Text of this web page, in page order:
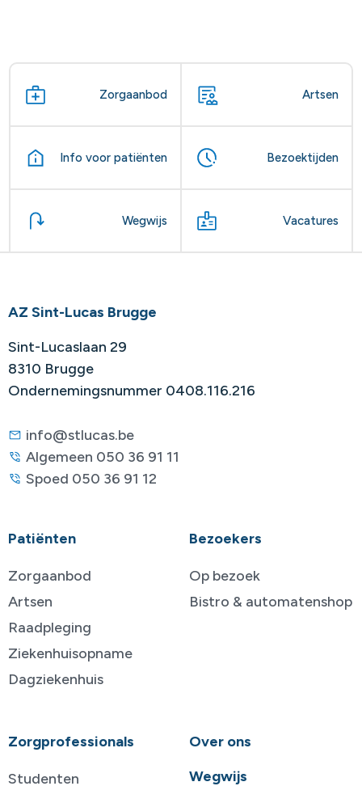
Zorgaanbod Artsen
Info voor patiënten Bezoektijden
Wegwijs Vacatures
AZ Sint-Lucas Brugge
Sint-Lucaslaan 29
8310 Brugge
Ondernemingsnummer 0408.116.216
info@stlucas.be
Algemeen 050 36 91 11
Spoed 050 36 91 12
Patiënten
Zorgaanbod
Artsen
Raadpleging
Ziekenhuisopname
Dagziekenhuis
Bezoekers
Op bezoek
Bistro & automatenshop
Zorgprofessionals
Studenten
Over ons
Wegwijs